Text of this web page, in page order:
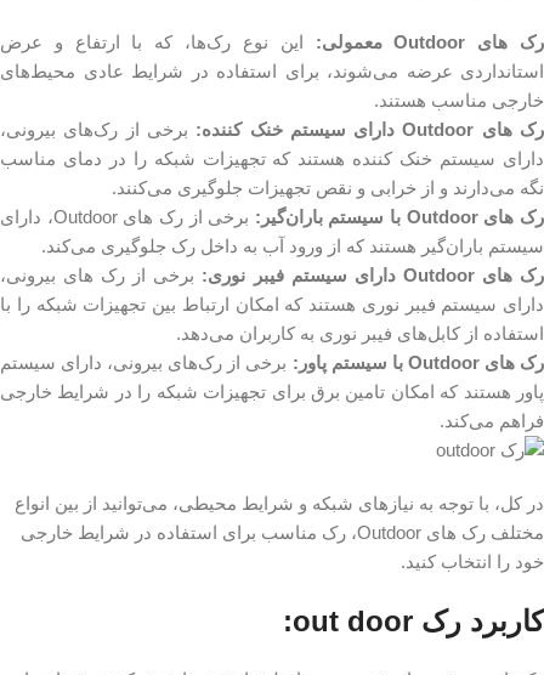
رک های Outdoor معمولی:
این نوع رک‌ها، که با ارتفاع و عرض
استانداردی عرضه می‌شوند، برای استفاده در شرایط عادی محیط‌های
خارجی مناسب هستند.
رک های Outdoor دارای سیستم خنک کننده:
برخی از رک‌های بیرونی،
دارای سیستم خنک کننده هستند که تجهیزات شبکه را در دمای مناسب
نگه می‌دارند و از خرابی و نقص تجهیزات جلوگیری می‌کنند.
رک های Outdoor با سیستم باران‌گیر:
برخی از رک های Outdoor، دارای
سیستم باران‌گیر هستند که از ورود آب به داخل رک جلوگیری می‌کند.
رک های Outdoor دارای سیستم فیبر نوری:
برخی از رک های بیرونی،
دارای سیستم فیبر نوری هستند که امکان ارتباط بین تجهیزات شبکه را با
استفاده از کابل‌های فیبر نوری به کاربران می‌دهد.
رک های Outdoor با سیستم پاور:
برخی از رک‌های بیرونی، دارای سیستم
پاور هستند که امکان تامین برق برای تجهیزات شبکه را در شرایط خارجی
فراهم می‌کند.
در کل، با توجه به نیازهای شبکه و شرایط محیطی، می‌توانید از بین انواع
مختلف رک های Outdoor، رک مناسب برای استفاده در شرایط خارجی
خود را انتخاب کنید.
کاربرد رک out door: